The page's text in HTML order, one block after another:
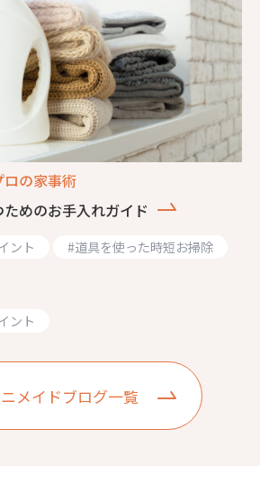
の家事術
めのお手入れガイド
ント #道具を使った時短お掃除
ント
メイドブログ一覧